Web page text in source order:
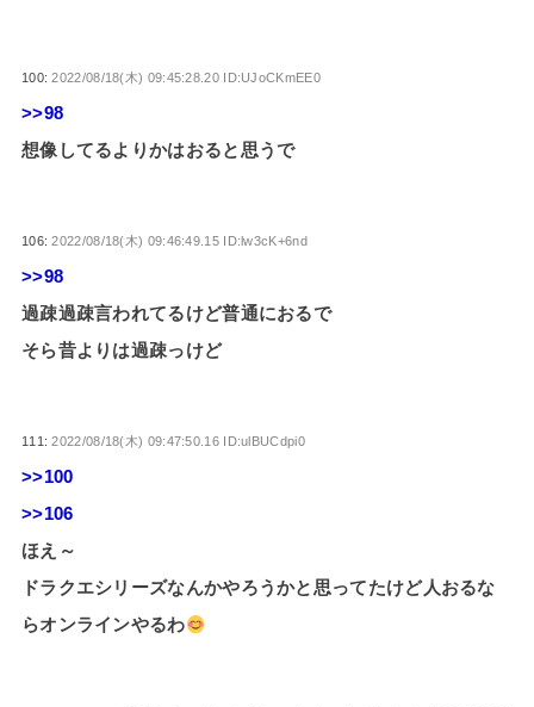
100:2022/08/18(木) 09:45:28.20 ID:UJoCKmEE0
>>98
想像してるよりかはおると思うで
106:2022/08/18(木) 09:46:49.15 ID:lw3cK+6nd
>>98
過疎過疎言われてるけど普通におるで
そら昔よりは過疎っけど
111:2022/08/18(木) 09:47:50.16 ID:ulBUCdpi0
>>100
>>106
ほえ～
ドラクエシリーズなんかやろうかと思ってたけど人おるな
らオンラインやるわ